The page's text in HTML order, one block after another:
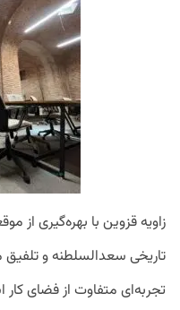
زاویه قزوین با بهره‌گیری
تاریخی سعدالسلطنه و
تجربه‌ای متفاوت از فضای کار